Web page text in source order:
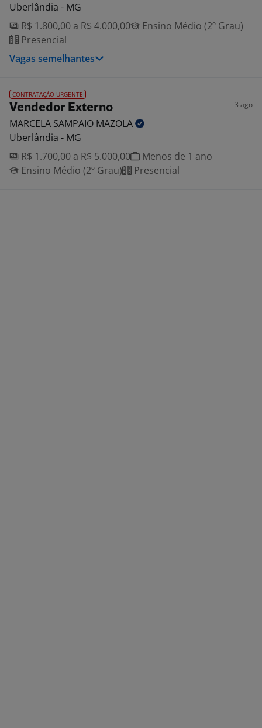
Uberlândia - MG
R$ 1.800,00 a R$ 4.000,00
Ensino Médio (2º Grau)
Presencial
Vagas semelhantes
CONTRATAÇÃO URGENTE
Vendedor Externo 3 ago
MARCELA SAMPAIO MAZOLA
Uberlândia - MG
R$ 1.700,00 a R$ 5.000,00
Menos de 1 ano
Ensino Médio (2º Grau)
Presencial